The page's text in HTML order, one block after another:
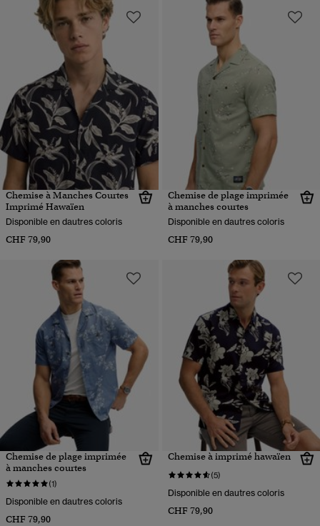
Chemise à Manches Courtes
Imprimé Hawaïen
Disponible en dautres coloris
CHF 79,90
Chemise de plage imprimée
à manches courtes
Disponible en dautres coloris
CHF 79,90
Chemise de plage imprimée
à manches courtes
(1)
Disponible en dautres coloris
CHF 79,90
Chemise à imprimé hawaïen
(5)
Disponible en dautres coloris
CHF 79,90